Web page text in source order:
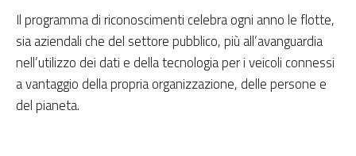
Il programma di riconoscimenti celebra ogni anno le flotte,
sia aziendali che del settore pubblico, più all’avanguardia
nell’utilizzo dei dati e della tecnologia per i veicoli connessi
a vantaggio della propria organizzazione, delle persone e
del pianeta.